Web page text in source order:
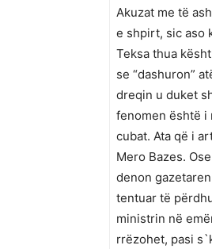
Akuzat me të
e shpirt, sic aso
Teksa thua
se “dashuron”
dreqin u duket
fenomen është i
cubat. Ata që i
Mero Bazes.
denon
tentuar të
ministrin në
rrëzohet, pasi